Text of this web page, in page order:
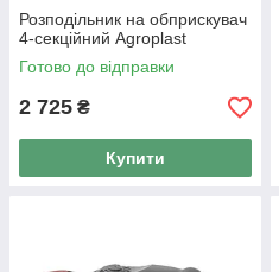
Розподільник на обприскувач
4-секційний Agroplast
Готово до відправки
2 725 ₴
Купити